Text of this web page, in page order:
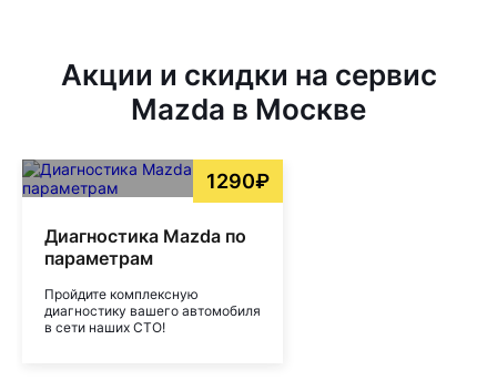
Акции и скидки на сервис
Mazda в Москве
1290₽
Диагностика Mazda по
параметрам
Пройдите комплексную
диагностику вашего автомобиля
в сети наших СТО!